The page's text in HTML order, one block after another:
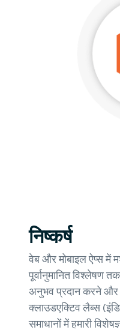
निष्कर्ष
वेब और मोबाइल ऐप्स में
पूर्वानुमानित विश्लेषण
अनुभव प्रदान करने और
क्लाउडएक्टिव लैब्स
समाधानों में हमारी